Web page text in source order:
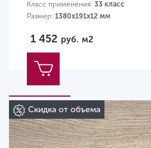
Класс применения: 33 класс
Размер: 1380х191х12 мм
1 452 руб. м2
Скидка от объема